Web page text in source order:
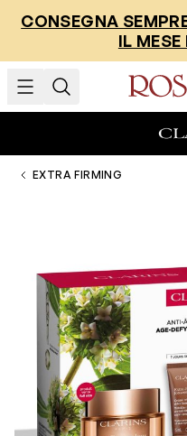
CONSEGNA
IL
EXTRA FIRMING